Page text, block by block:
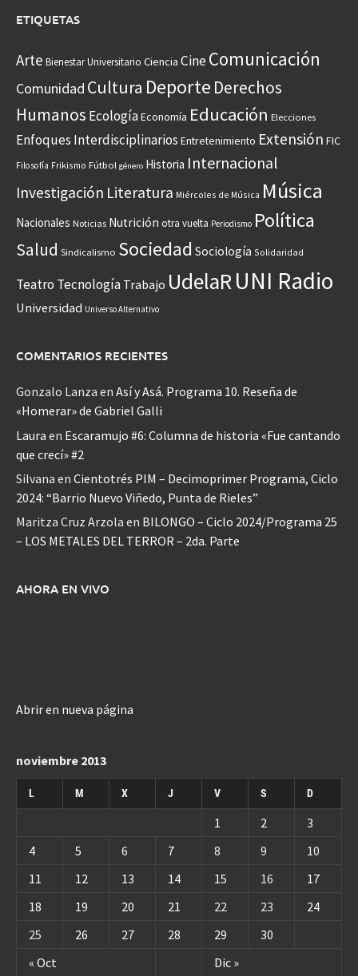
ETIQUETAS
Arte Bienestar Universitario Ciencia CineComunicación
Comunidad Cultura Deporte Derechos
Humanos EcologíaEconomía Educación Elecciones
Enfoques Interdisciplinarios Entretenimiento Extensión FIC
Filosofía Frikismo Fútbol género Historia Internacional
Investigación Literatura Miércoles de Música Música
Nacionales Noticias Nutrición otra vuelta Periodismo Política
Salud Sindicalismo Sociedad Sociología Solidaridad
Teatro Tecnología Trabajo UdelaRUNI Radio
Universidad Universo Alternativo
COMENTARIOS RECIENTES
Gonzalo Lanza en Así y Asá. Programa 10. Reseña de
«Homerar» de Gabriel Galli
Laura en Escaramujo #6: Columna de historia «Fue cantando
que crecí» #2
Silvana en Cientotrés PIM – Decimoprimer Programa, Ciclo
2024: “Barrio Nuevo Viñedo, Punta de Rieles”
Maritza Cruz Arzola en BILONGO – Ciclo 2024/Programa 25
– LOS METALES DEL TERROR – 2da. Parte
AHORA EN VIVO
Abrir en nueva página
noviembre 2013
L M X J V S D
« Oct Dic »
1 2
3
4
5 6 7 8 9
10
11
12 13 14 15 16
17
18
19 20 21 22 23
24
25
26 27 28 29 30